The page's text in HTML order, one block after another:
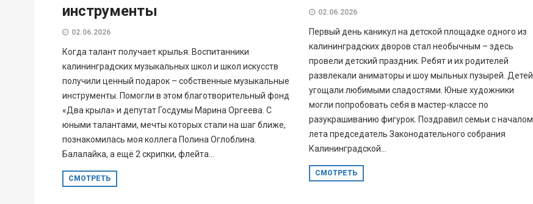
инструменты
02.06.2026
Когда талант получает крылья. Воспитанники
калининградских музыкальных школ и школ искусств
получили ценный подарок – собственные музыкальные
инструменты. Помогли в этом благотворительный фонд
«Два крыла» и депутат Госдумы Марина Оргеева. С
юными талантами, мечты которых стали на шаг ближе,
познакомилась моя коллега Полина Оглоблина.
Балалайка, а ещё 2 скрипки, флейта...
СМОТРЕТЬ
02.06.2026
Первый день каникул на детской площадке одного из
калининградских дворов стал необычным – здесь
провели детский праздник. Ребят и их родителей
развлекали аниматоры и шоу мыльных пузырей. Детей
угощали любимыми сладостями. Юные художники
могли попробовать себя в мастер-классе по
разукрашиванию фигурок. Поздравил семьи с началом
лета председатель Законодательного собрания
Калининградской...
СМОТРЕТЬ